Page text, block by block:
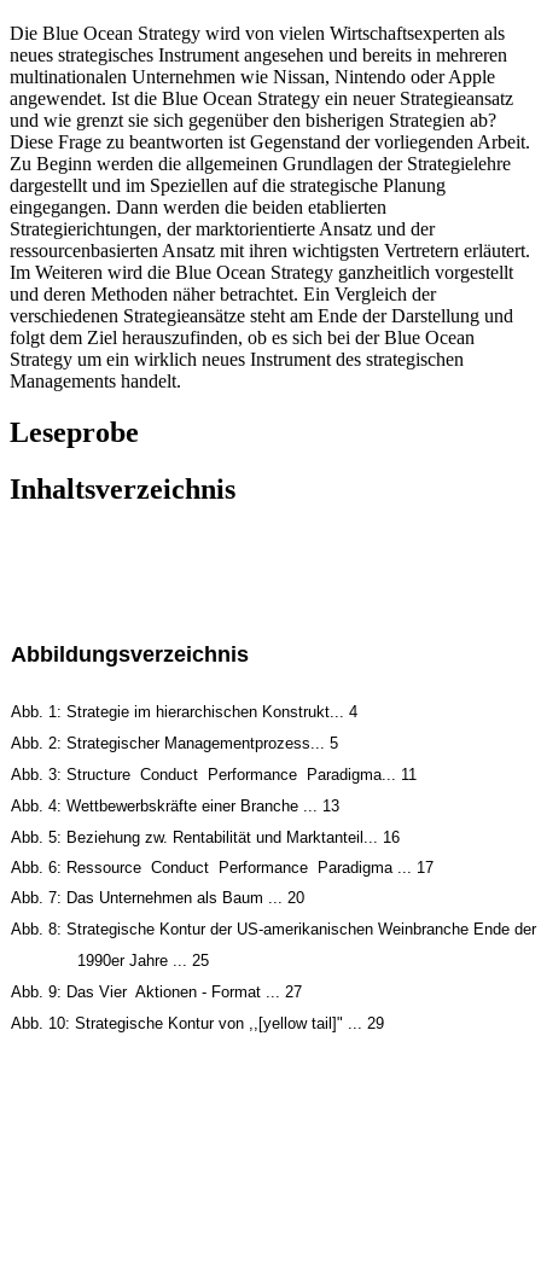
Die Blue Ocean Strategy wird von vielen Wirtschaftsexperten als
neues strategisches Instrument angesehen und bereits in mehreren
multinationalen Unternehmen wie Nissan, Nintendo oder Apple
angewendet. Ist die Blue Ocean Strategy ein neuer Strategieansatz
und wie grenzt sie sich gegenüber den bisherigen Strategien ab?
Diese Frage zu beantworten ist Gegenstand der vorliegenden Arbeit.
Zu Beginn werden die allgemeinen Grundlagen der Strategielehre
dargestellt und im Speziellen auf die strategische Planung
eingegangen. Dann werden die beiden etablierten
Strategierichtungen, der marktorientierte Ansatz und der
ressourcenbasierten Ansatz mit ihren wichtigsten Vertretern erläutert.
Im Weiteren wird die Blue Ocean Strategy ganzheitlich vorgestellt
und deren Methoden näher betrachtet. Ein Vergleich der
verschiedenen Strategieansätze steht am Ende der Darstellung und
folgt dem Ziel herauszufinden, ob es sich bei der Blue Ocean
Strategy um ein wirklich neues Instrument des strategischen
Managements handelt.
Leseprobe
Inhaltsverzeichnis
Abbildungsverzeichnis
Abb. 1: Strategie im hierarchischen Konstrukt... 4
Abb. 2: Strategischer Managementprozess... 5
Abb. 3: Structure ­ Conduct ­ Performance ­ Paradigma... 11
Abb. 4: Wettbewerbskräfte einer Branche ... 13
Abb. 5: Beziehung zw. Rentabilität und Marktanteil... 16
Abb. 6: Ressource ­ Conduct ­ Performance ­ Paradigma ... 17
Abb. 7: Das Unternehmen als Baum ... 20
Abb. 8: Strategische Kontur der US-amerikanischen Weinbranche Ende der
1990er Jahre ... 25
Abb. 9: Das Vier ­ Aktionen - Format ... 27
Abb. 10: Strategische Kontur von ,,[yellow tail]" ... 29